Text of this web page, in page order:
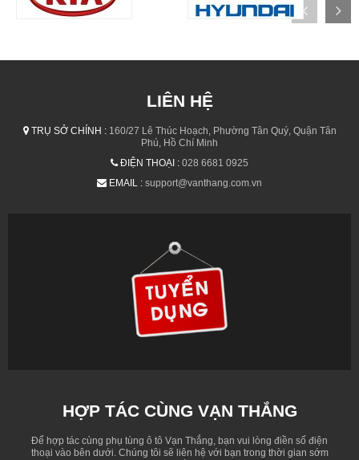
LIÊN HỆ
TRỤ SỞ CHÍNH :160/27 Lê Thúc Hoạch, Phường Tân Quý, Quận Tân
Phú, Hồ Chí Minh
ĐIỆN THOẠI : 028 6681 0925
EMAIL : support@vanthang.com.vn
HỢP TÁC CÙNG VẠN THẮNG
Để hợp tác cùng phụ tùng ô tô Vạn Thắng, bạn vui lòng điền số điện
thoại vào bên dưới. Chúng tôi sẽ liên hệ với bạn trong thời gian sớm